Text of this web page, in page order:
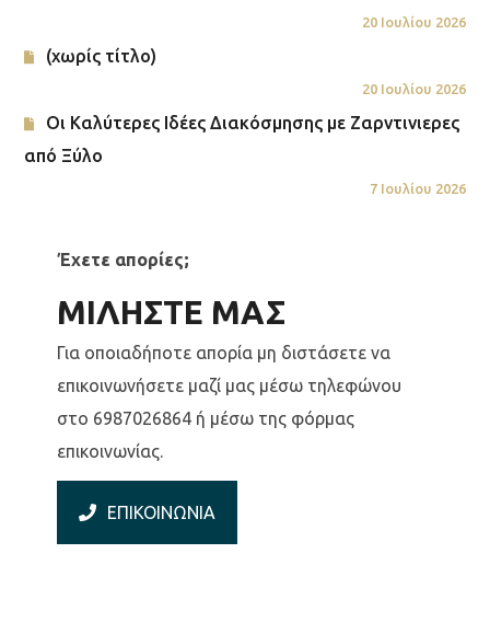
20 Ιουλίου 2026
(χωρίς τίτλο)
20 Ιουλίου 2026
Οι Καλύτερες Ιδέες Διακόσμησης με Ζαρντινιερες
από Ξύλο
7 Ιουλίου 2026
Έχετε απορίες;
ΜΙΛΗΣΤΕ ΜΑΣ
Για οποιαδήποτε απορία μη διστάσετε να
επικοινωνήσετε μαζί μας μέσω τηλεφώνου
στο 6987026864 ή μέσω της φόρμας
επικοινωνίας.
ΕΠΙΚΟΙΝΩΝΙΑ